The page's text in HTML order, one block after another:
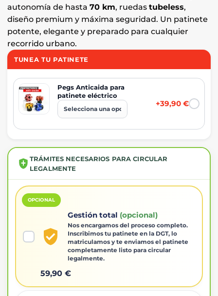
autonomía de hasta 70 km, ruedas tubeless,
diseño premium y máxima seguridad. Un patinete
potente, elegante y preparado para cualquier
recorrido urbano.
TUNEA TU PATINETE
Pegs Anticaida para
patinete eléctrico
+39,90 €
TRÁMITES NECESARIOS PARA CIRCULAR
LEGALMENTE
OPCIONAL
Gestión total (opcional)
Nos encargamos del proceso completo.
Inscribimos tu patinete en la DGT, lo
matriculamos y te enviamos el patinete
completamente listo para circular
legalmente.
59,90 €